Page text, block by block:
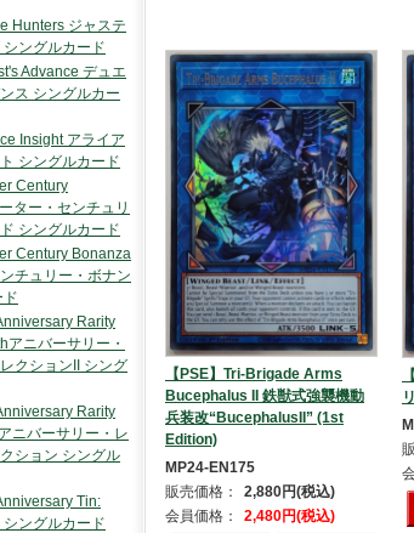
【PSE】Tri-Brigade Arms
Bucephalus II 鉄獣式強襲機動
兵装改“BucephalusII” (1st
Edition)
MP24-EN175
販売価格：
2,880円(税込)
会員価格：
2,480円(税込)
Hunters ジャステ
ングルカード
Advance デュエ
ス シングルカー
Insight アライア
シングルカード
Century
ター・センチュリ
シングルカード
Century Bonanza
チュリー・ボナン
ド
Rarity
ニバーサリー・
クションII シング
Rarity
ニバーサリー・レ
ション シングル
Tin:
ングルカード